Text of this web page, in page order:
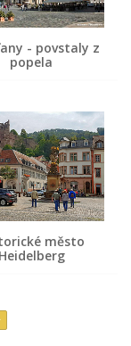
- povstaly z
popela
město
Heidelberg